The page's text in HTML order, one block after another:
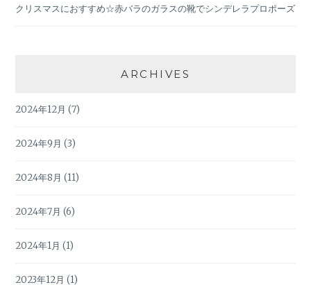
クリスマスにおすすめ☆赤バラのガラスの靴でシンデレラプロポーズ
ARCHIVES
2024年12月 (7)
2024年9月 (3)
2024年8月 (11)
2024年7月 (6)
2024年1月 (1)
2023年12月 (1)